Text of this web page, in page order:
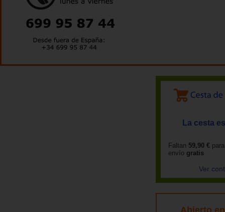
La cesta
Faltan 59,90 €
envío gratis
Ver
Abierto